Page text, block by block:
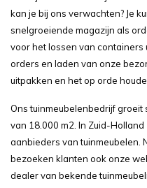
kan je bij ons verwachten? Je
snelgroeiende magazijn als
voor het lossen van containers
orders en laden van onze
uitpakken en het op orde
Ons tuinmeubelenbedrijf
van 18.000 m2. In Zuid-
aanbieders van tuinmeubelen.
bezoeken klanten ook onze
dealer van bekende